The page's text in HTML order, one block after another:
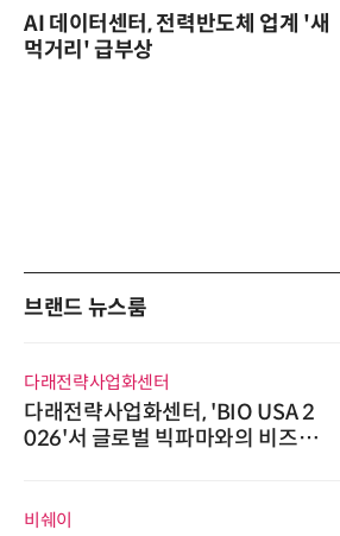
AI 데이터센터, 전력반도체 업계 '새
먹거리' 급부상
브랜드 뉴스룸
다래전략사업화센터
다래전략사업화센터, 'BIO USA 2
026'서 글로벌 빅파마와의 비즈니
비쉐이